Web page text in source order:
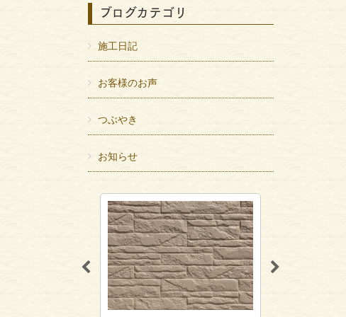
ブログカテゴリ
施工日記
お客様のお声
つぶやき
お知らせ